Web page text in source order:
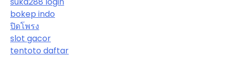
bokep indo
ปิดโพรง
slot gacor
tentoto daftar